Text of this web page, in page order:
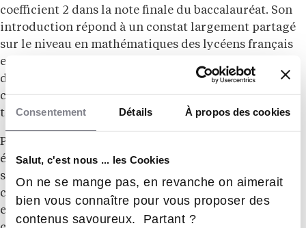
Consentement Détails À propos des cookies
Salut, c'est nous ... les Cookies
On ne se mange pas, en revanche on aimerait
bien vous connaître pour vous proposer des
contenus savoureux. Partant ?
coefficient 2 dans la note finale du baccalauréat. Son
introduction répond à un constat largement partagé
sur le niveau en mathématiques des lycéens français
et vise à maintenir une évaluation nationale de la
discipline pour tous les élèves, y compris ceux qui ne
conservent pas laspécialité mathématiquesen
terminale.
Pour les élèves de première de la voie générale, cette
épreuve concerne aussi bien ceux qui suivent la
spécialité mathématiques que ceux qui ne l’ont pas
choisie. Le
programme
évalué porte sur les contenus
enseignés en classe de première, dans le tronc